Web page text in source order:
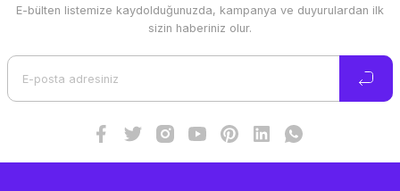
Ürün resmi kalitesiz, bozuk veya görüntülenemiyor.
E-bülten listemize kaydolduğunuzda, kampanya ve duyurulardan ilk
sizin haberiniz olur.